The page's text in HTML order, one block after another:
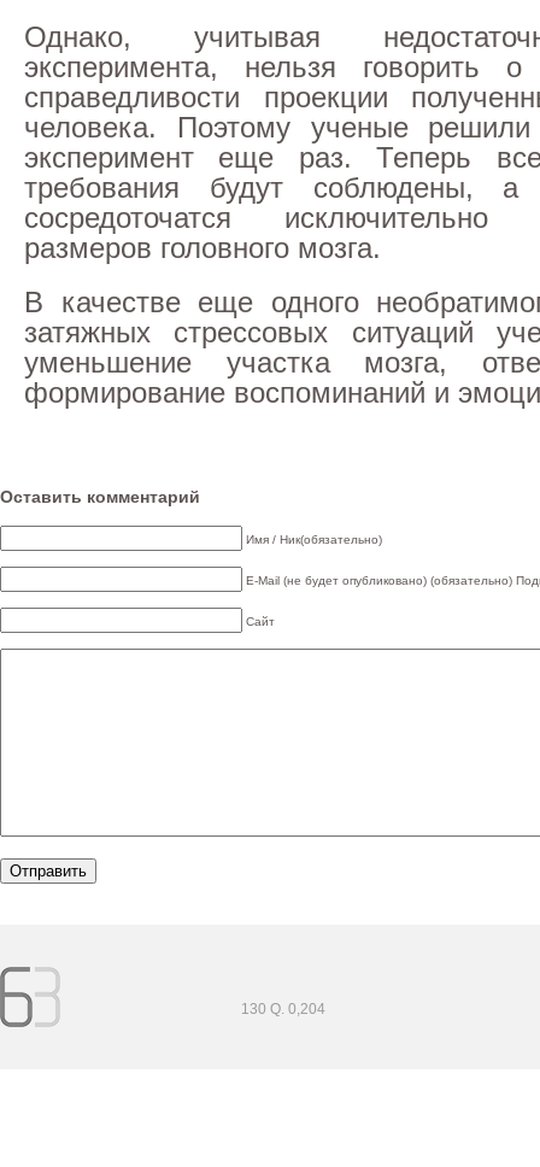
Однако, учитывая
эксперимента, нельзя говорить о
справедливости проекции
человека. Поэтому ученые решили
эксперимент еще раз. Теперь
требования будут соблюдены, а
сосредоточатся
размеров головного мозга.
В качестве еще одного
затяжных стрессовых ситуаций
уменьшение участка мозга,
формирование воспоминаний и
Оставить комментарий
Имя / Ник(обязательно)
E-Mail (не будет опубликовано) (обязательно)
Сайт
130 Q. 0,204